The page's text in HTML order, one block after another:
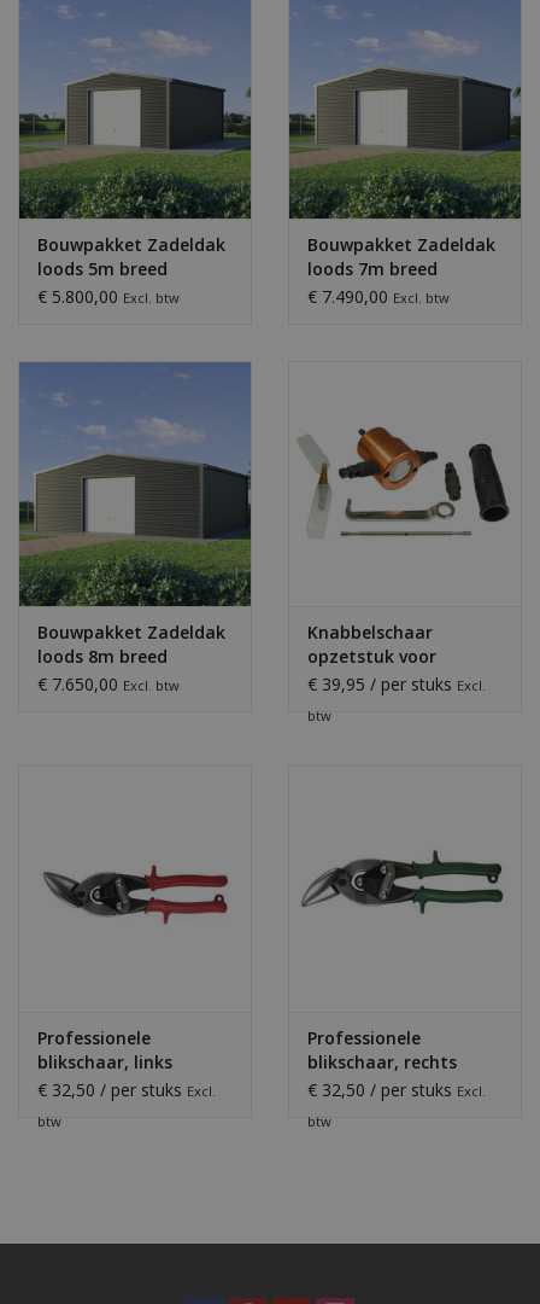
De loodsen op de foto's kunnen soms afwijken van de
standaard maten en uitvoeringen. De afbeeldingen proberen
zo gelijk mogelijk te zijn als het daadwerkelijke product.
Bouwpakket Zadeldak
loods 5m breed
€ 5.800,00 Excl. btw
Bouwpakket Zadeldak
loods 7m breed
€ 7.490,00 Excl. btw
Bouwpakket Zadeldak
loods 8m breed
€ 7.650,00 Excl. btw
Knabbelschaar
opzetstuk voor
accuboormachine
€ 39,95 / per stuks Excl.
btw
Professionele
blikschaar, links
€ 32,50 / per stuks Excl.
btw
Professionele
blikschaar, rechts
€ 32,50 / per stuks Excl.
btw